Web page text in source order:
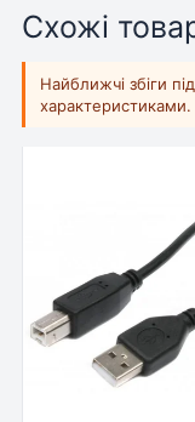
Схожі
Найближчі збіги
характеристиками.